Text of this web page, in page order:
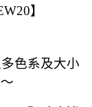
】
色系及大小